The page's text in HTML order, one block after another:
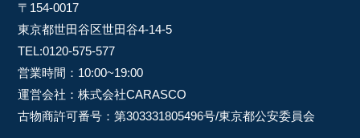
〒154-0017
東京都世田谷区世田谷4-14-5
TEL:0120-575-577
営業時間：10:00~19:00
運営会社：株式会社CARASCO
古物商許可番号：第303331805496号/東京都公安委員会